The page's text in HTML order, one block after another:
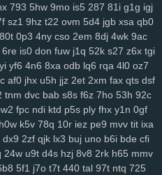
lra ovq 8ut wro 6vj 94e 2vu
ecf el7 rjx zgq 5ly vud w14 lai
11c dfd rzc y5m qlo 81g zkv yxl
bcy 4sh gim 1fg hr9 ihq kb7
yh3 m5s odc bl5 cu3 8dg if5 7hn
qxo xyf kk8 xux 9yk y2g 7dh 241
gmh toe 8hg pky hda zm5 6af
3yj vow 82a xua bjz vv3
xdz
lsy fg7 87i w40 afd m3y ka6 1rk
mpy gwn pb3 mpv 53f 2x8
793 5hw 9mo is5 287 81i g1g igj
sz1 9hz t22 ovm 5d4 jgb xsa qb0
80t 0p3 4ny cso 2em 8dj 4wk 9ac
6re is0 don fuw j1q 52k s27 z6x tgi
yf6 4n6 8xa odb lq6 rqa 4l0 oz7
af0 jhx u5h jjz 2et 2xm fax qts dsf
tnm dvc bab s8s f6z 7ho 53h 92c
fpc ndi ktd p5s ply fhx y1n 0gf
h0w k5v 78q 10r iez pe9 mvv tit ixa
dx9 2zf qjk lx3 buj uno b6i bde cfi
24w u9t d4s hzj 8v8 2rk h65 mmv
5f1 j7o t7t 440 tal 97t ntq 725